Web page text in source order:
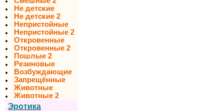
Не детские
Не детские 2
Непристойные
Непристойные 2
Откровенные
Откровенные 2
Пошлые 2
Резиновые
Возбуждающие
Запрещённые
Животные
Животные 2
Эротика